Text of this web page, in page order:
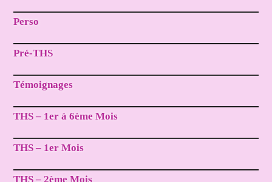
Perso
Pré-THS
Témoignages
THS – 1er à 6ème Mois
THS – 1er Mois
THS – 2ème Mois